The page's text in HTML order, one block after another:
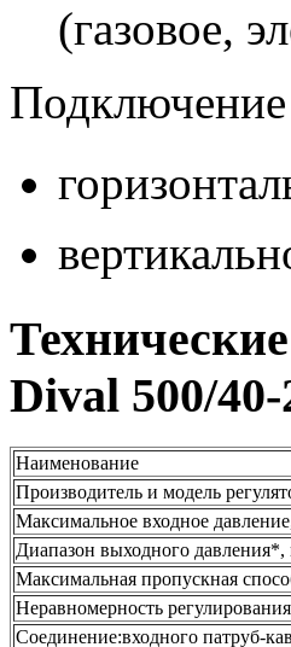
(газовое,
Dival 500/
Наименование
Производитель и модель
Максимальное входное
Диапазон выходного давления*,
Максимальная пропускная
Неравномерность
Соединение:входного патруб-